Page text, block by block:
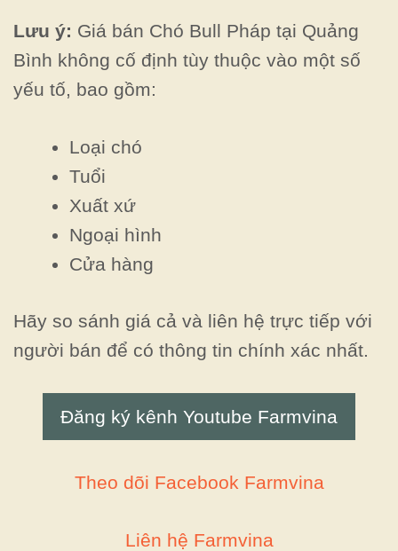
Lưu ý: Giá bán Chó Bull Pháp tại Quảng
Bình không cố định tùy thuộc vào một số
yếu tố, bao gồm:
Loại chó
Tuổi
Xuất xứ
Ngoại hình
Cửa hàng
Hãy so sánh giá cả và liên hệ trực tiếp với
người bán để có thông tin chính xác nhất.
Đăng ký kênh Youtube Farmvina
Theo dõi Facebook Farmvina
Liên hệ Farmvina